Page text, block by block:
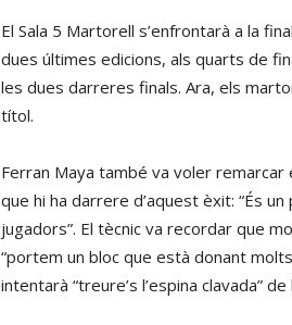
El Sala 5 Martorell s’enfrontarà a la
dues últimes edicions, als quarts de
les dues darreres finals. Ara, els
títol.
Ferran Maya també va voler
que hi ha darrere d’aquest èxit: “És
jugadors”. El tècnic va recordar que
“portem un bloc que està donant
intentarà “treure’s l’espina clavada”